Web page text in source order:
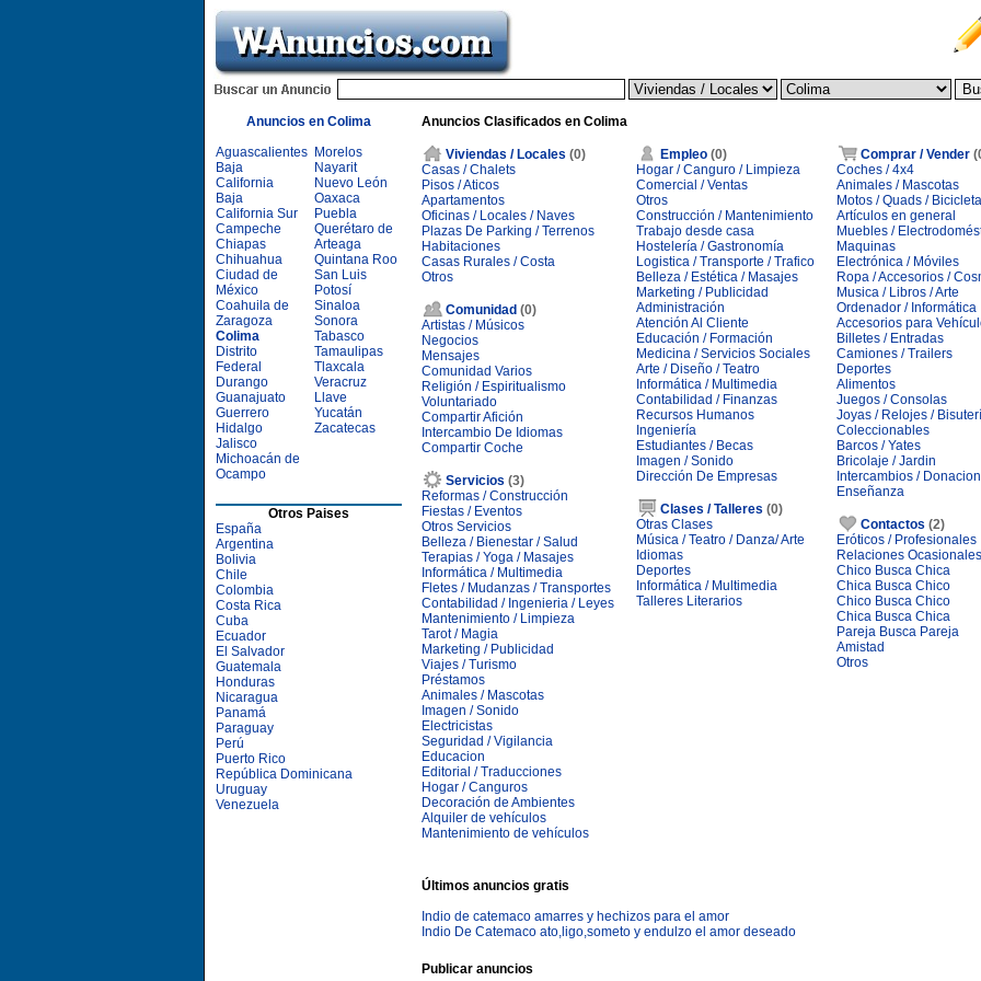
Anuncios en Colima
Aguascalientes
Baja
California
Baja
California Sur
Campeche
Chiapas
Chihuahua
Ciudad de
México
Coahuila de
Zaragoza
Colima
Distrito
Federal
Durango
Guanajuato
Guerrero
Hidalgo
Jalisco
Michoacán de
Ocampo
Morelos
Nayarit
Nuevo León
Oaxaca
Puebla
Querétaro de
Arteaga
Quintana Roo
San Luis
Potosí
Sinaloa
Sonora
Tabasco
Tamaulipas
Tlaxcala
Veracruz
Llave
Yucatán
Zacatecas
Otros Paises
España
Argentina
Bolivia
Chile
Colombia
Costa Rica
Cuba
Ecuador
El Salvador
Guatemala
Honduras
Nicaragua
Panamá
Paraguay
Perú
Puerto Rico
República Dominicana
Uruguay
Venezuela
Anuncios Clasificados en Colima
Viviendas / Locales (0)
Casas / Chalets
Pisos / Aticos
Apartamentos
Oficinas / Locales / Naves
Plazas De Parking / Terrenos
Habitaciones
Casas Rurales / Costa
Otros
Comunidad (0)
Artistas / Músicos
Negocios
Mensajes
Comunidad Varios
Religión / Espiritualismo
Voluntariado
Compartir Afición
Intercambio De Idiomas
Compartir Coche
Servicios (3)
Reformas / Construcción
Fiestas / Eventos
Otros Servicios
Belleza / Bienestar / Salud
Terapias / Yoga / Masajes
Informática / Multimedia
Fletes / Mudanzas / Transportes
Contabilidad / Ingenieria / Leyes
Mantenimiento / Limpieza
Tarot / Magia
Marketing / Publicidad
Viajes / Turismo
Préstamos
Animales / Mascotas
Imagen / Sonido
Electricistas
Seguridad / Vigilancia
Educacion
Editorial / Traducciones
Hogar / Canguros
Decoración de Ambientes
Alquiler de vehículos
Mantenimiento de vehículos
Empleo (0)
Hogar / Canguro / Limpieza
Comercial / Ventas
Otros
Construcción / Mantenimiento
Trabajo desde casa
Hostelería / Gastronomía
Logistica / Transporte / Trafico
Belleza / Estética / Masajes
Marketing / Publicidad
Administración
Atención Al Cliente
Educación / Formación
Medicina / Servicios Sociales
Arte / Diseño / Teatro
Informática / Multimedia
Contabilidad / Finanzas
Recursos Humanos
Ingeniería
Estudiantes / Becas
Imagen / Sonido
Dirección De Empresas
Clases / Talleres (0)
Otras Clases
Música / Teatro / Danza/ Arte
Idiomas
Deportes
Informática / Multimedia
Talleres Literarios
Comprar / Vender
Coches / 4x4
Animales / Mascotas
Motos / Quads /
Artículos en general
Muebles /
Maquinas
Electrónica / Móviles
Ropa / Accesorios /
Musica / Libros / Arte
Ordenador / Informática
Accesorios para
Billetes / Entradas
Camiones / Trailers
Deportes
Alimentos
Juegos / Consolas
Joyas / Relojes /
Coleccionables
Barcos / Yates
Bricolaje / Jardin
Intercambios /
Enseñanza
Contactos (2)
Eróticos / Profesionales
Relaciones Ocasionales
Chico Busca Chica
Chica Busca Chico
Chico Busca Chico
Chica Busca Chica
Pareja Busca Pareja
Amistad
Otros
Últimos anuncios gratis
Indio de catemaco amarres y hechizos para el amor
Indio De Catemaco ato,ligo,someto y endulzo el amor deseado
Publicar anuncios